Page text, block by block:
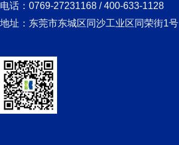
电话：0769-27231168 / 400-633-1128
地址：东莞市东城区同沙工业区同荣街1号